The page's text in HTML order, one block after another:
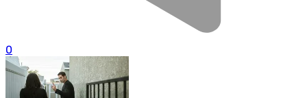
0